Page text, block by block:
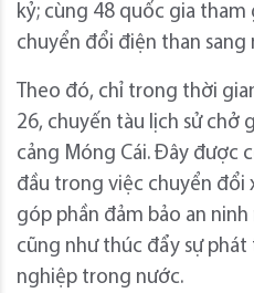
kỷ; cùng 48 quốc gia tham
chuyển đổi điện than sang
Theo đó, chỉ trong thời
26, chuyến tàu lịch sử chở
cảng Móng Cái. Đây được
đầu trong việc chuyển đổi
góp phần đảm bảo an
cũng như thúc đẩy sự
nghiệp trong nước.